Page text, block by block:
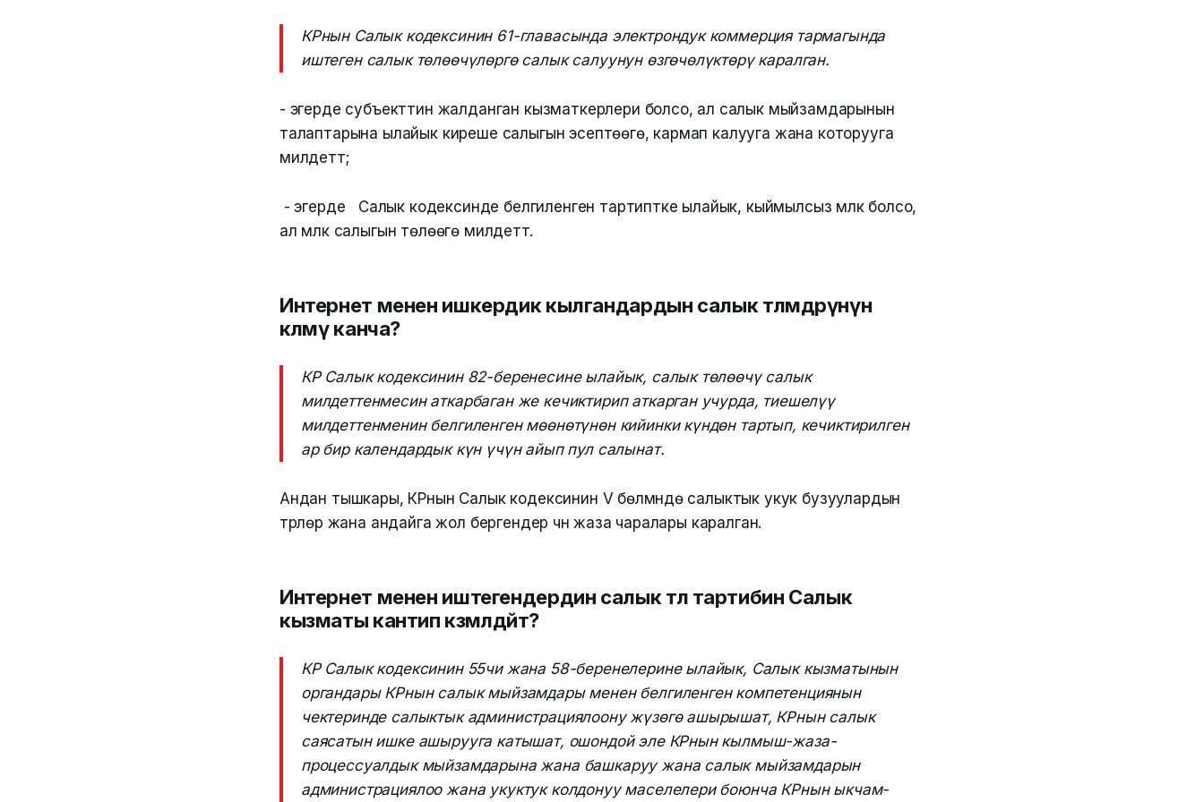
КРнын Салык кодексинин 61-главасында электрондук коммерция тармагында
иштеген салык төлөөчүлөргө салык салуунун өзгөчөлүктөрү каралган.
- эгерде субъекттин жалданган кызматкерлери болсо, ал салык мыйзамдарынын
талаптарына ылайык киреше салыгын эсептөөгө, кармап калууга жана которууга
милдеттүү;
- эгерде Салык кодексинде белгиленген тартиптке ылайык, кыймылсыз мүлкү болсо,
ал мүлк салыгын төлөөгө милдеттүү.
Интернет менен ишкердик кылгандардын салык төлөмдөрүнүн
көлөмү канча?
КР Салык кодексинин 82-беренесине ылайык, салык төлөөчү салык
милдеттенмесин аткарбаган же кечиктирип аткарган учурда, тиешелүү
милдеттенменин белгиленген мөөнөтүнөн кийинки күндөн тартып, кечиктирилген
ар бир календардык күн үчүн айып пул салынат.
Андан тышкары, КРнын Салык кодексинин V бөлүмүндө салыктык укук бузуулардын
түрлөрү жана андайга жол бергендер үчүн жаза чаралары каралган.
Интернет менен иштегендердин салык төлөө тартибин Салык
кызматы кантип көзөмөлдөйт?
КР Салык кодексинин 55чи жана 58-беренелерине ылайык, Салык кызматынын
органдары КРнын салык мыйзамдары менен белгиленген компетенциянын
чектеринде салыктык администрациялоону жүзөгө ашырышат, КРнын салык
саясатын ишке ашырууга катышат, ошондой эле КРнын кылмыш-жаза-
процессуалдык мыйзамдарына жана башкаруу жана салык мыйзамдарын
администрациялоо жана укуктук колдонуу маселелери боюнча КРнын ыкчам-